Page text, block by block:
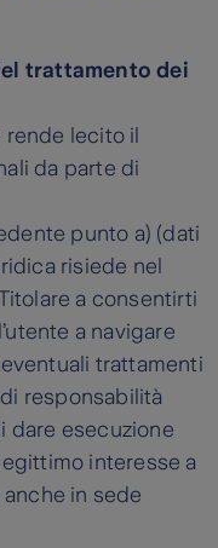
trattamento dei
lecito il
da parte di
punto a) (dati
risiede nel
a consentirti
a navigare
trattamenti
responsabilità
dare esecuzione
interesse a
in sede